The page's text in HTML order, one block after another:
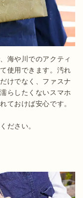
海や川でのアクティ
使用できます。汚れ
けでなく、ファスナ
らしたくないスマホ
ておけば安心です。
ださい。